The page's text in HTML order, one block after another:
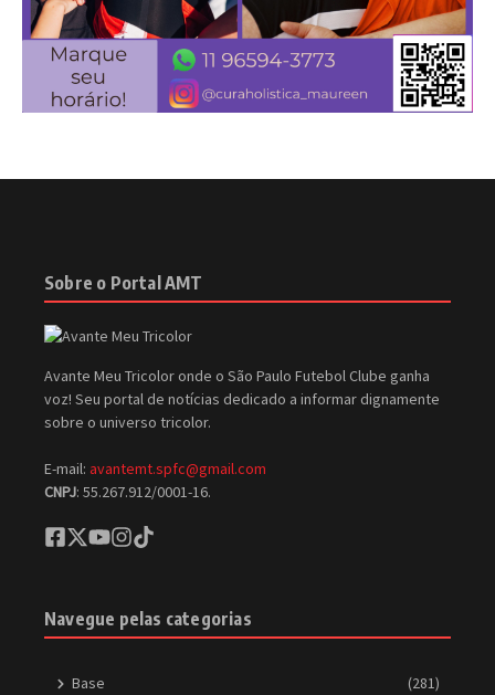
Sobre o Portal AMT
Avante Meu Tricolor onde o São Paulo Futebol Clube ganha
voz! Seu portal de notícias dedicado a informar dignamente
sobre o universo tricolor.
E-mail: avantemt.spfc@gmail.com
CNPJ: 55.267.912/0001-16.
Navegue pelas categorias
Base (281)